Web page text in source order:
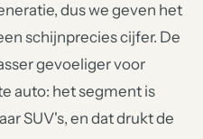
dus we geven het
schijnprecies cijfer. De
gevoeliger voor
auto: het segment is
SUV's, en dat drukt de